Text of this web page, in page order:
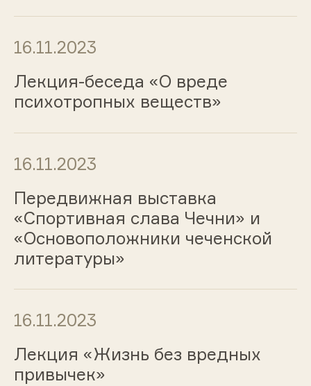
16.11.2023
Лекция-беседа «О вреде
психотропных веществ»
16.11.2023
Передвижная выставка
«Спортивная слава Чечни» и
«Основоположники чеченской
литературы»
16.11.2023
Лекция «Жизнь без вредных
привычек»